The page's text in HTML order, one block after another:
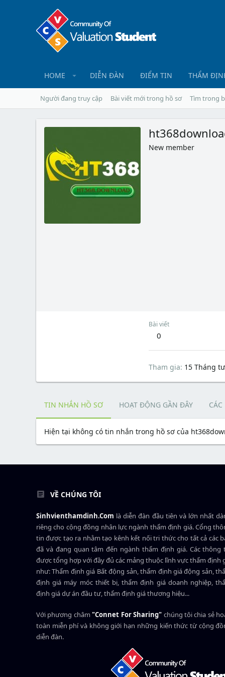
HOME DIỄN ĐÀN ĐIỂM TIN THẨM
Người đang truy cập Bài viết mới trong hồ sơ Tìm trong
New member
Bài viết
0
Tham gia 15 Tháng
TIN NHẮN HỒ SƠ HOẠT ĐỘNG GẦN ĐÂY
Hiện tại không có tin nhắn trong hồ sơ của
VỀ CHÚNG TÔI
Sinhvienthamdinh.Com là diễn đàn đầu tiên và lớn nhất
riêng cho cộng đồng nhân lực ngành thẩm định giá. Cổng
tin được tạo ra nhằm tạo kênh kết nối tri thức cho tất cả các
đã và đang quan tâm đến ngành thẩm định giá. Các thông
được tổng hợp với đầy đủ các mảng thuộc lĩnh vực thẩm định
như: Thẩm định giá Bất động sản, thẩm định giá động sản,
định giá máy móc thiết bị, thẩm định giá doanh nghiệp,
định giá dự án đầu tư, thẩm định giá thương hiệu...
Với phương châm"Connet For Sharing" chúng tôi chia sẻ
toàn miễn phí và không giới hạn những kiến thức từ cộng
diễn đàn.